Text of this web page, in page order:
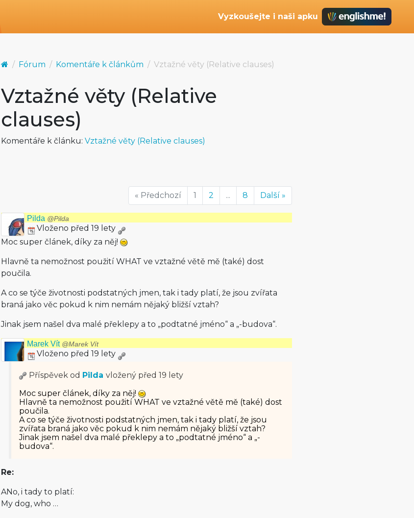
Vyzkoušejte i naši apku
Fórum Komentáře k článkům Vztažné věty (Relative clauses)
Vztažné věty (Relative
clauses)
Komentáře k článku: Vztažné věty (Relative clauses)
« Předchozí 1 2 ... 8 Další »
Pilda @Pilda
Vloženo před 19 lety
Moc super článek, díky za něj!
Hlavně ta nemožnost použití WHAT ve vztažné větě mě (také) dost
poučila.
A co se týče životnosti podstatných jmen, tak i tady platí, že jsou zvířata
braná jako věc pokud k nim nemám nějaký bližší vztah?
Jinak jsem našel dva malé překlepy a to „podtatné jméno“ a „-budova“.
Marek Vít @Marek Vít
Vloženo před 19 lety
Příspěvek od Pilda vložený před 19 lety
Moc super článek, díky za něj!
Hlavně ta nemožnost použití WHAT ve vztažné větě mě (také) dost
poučila.
A co se týče životnosti podstatných jmen, tak i tady platí, že jsou
zvířata braná jako věc pokud k nim nemám nějaký bližší vztah?
Jinak jsem našel dva malé překlepy a to „podtatné jméno“ a „-
budova“.
Re:
ANo, i tady to platí:
My dog, who …